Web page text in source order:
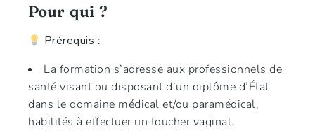
Pour qui ?
Prérequis :
La formation s’adresse aux professionnels de
santé visant ou disposant d’un diplôme d’État
dans le domaine médical et/ou paramédical,
habilités à effectuer un toucher vaginal.